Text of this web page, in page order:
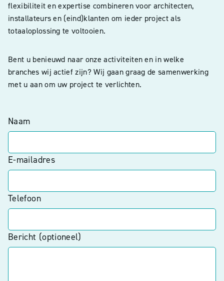
flexibiliteit en expertise combineren voor architecten,
installateurs en (eind)klanten om ieder project als
totaaloplossing te voltooien.
Bent u benieuwd naar onze activiteiten en in welke
branches wij actief zijn? Wij gaan graag de samenwerking
met u aan om uw project te verlichten.
Naam
E-mailadres
Telefoon
Bericht (optioneel)